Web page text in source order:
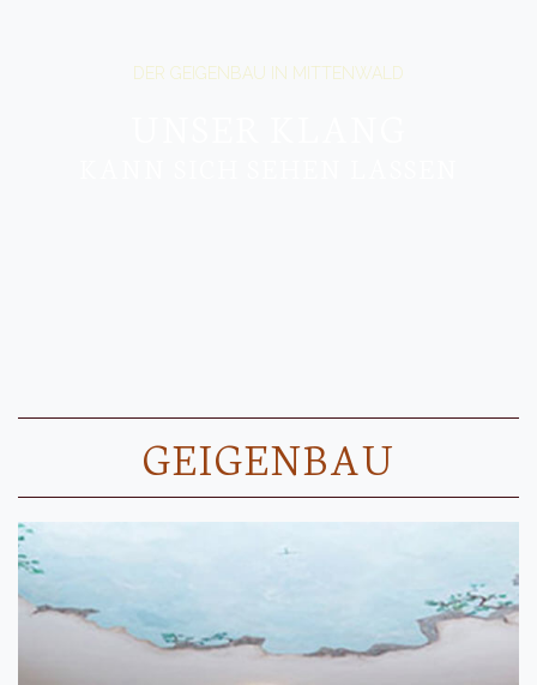
DER GEIGENBAU IN MITTENWALD
GEIGENBAU